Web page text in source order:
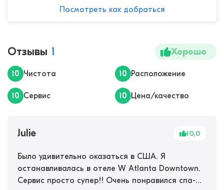
Посмотреть как добраться
Отзывы 1 Хорошо
10 Чистота 10 Расположение
10 Сервис 10 Цена/качество
Julie 10,0
Было удивительно оказаться в США. Я
останавливалась в отеле W Atlanta Downtown.
Сервис просто супер!! Очень понравился спа-